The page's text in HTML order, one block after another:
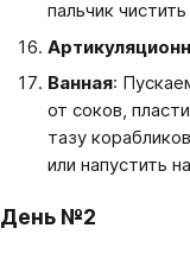
пальчик
Ванная:
от соков,
тазу
или напустить
День №2